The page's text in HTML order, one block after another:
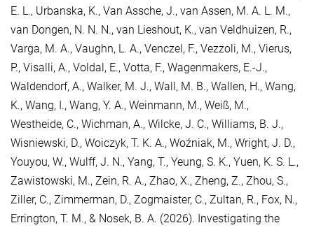
E. L., Urbanska, K., Van Assche, J., van Assen, M. A. L. M.,
van Dongen, N. N. N., van Lieshout, K., van Veldhuizen, R.,
Varga, M. A., Vaughn, L. A., Venczel, F., Vezzoli, M., Vierus,
P., Visalli, A., Voldal, E., Votta, F., Wagenmakers, E.-J.,
Waldendorf, A., Walker, M. J., Wall, M. B., Wallen, H., Wang,
K., Wang, I., Wang, Y. A., Weinmann, M., Weiß, M.,
Westheide, C., Wichman, A., Wilcke, J. C., Williams, B. J.,
Wisniewski, D., Woiczyk, T. K. A., Woźniak, M., Wright, J. D.,
Youyou, W., Wulff, J. N., Yang, T., Yeung, S. K., Yuen, K. S. L.,
Zawistowski, M., Zein, R. A., Zhao, X., Zheng, Z., Zhou, S.,
Ziller, C., Zimmerman, D., Zogmaister, C., Zultan, R., Fox, N.,
Errington, T. M., & Nosek, B. A. (2026). Investigating the